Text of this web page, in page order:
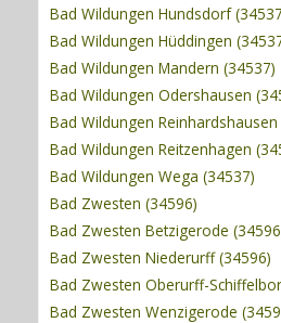
Bad Wildungen Hundsdorf
Bad Wildungen Hüddingen
Bad Wildungen Mandern (34537)
Bad Wildungen Odershausen
Bad Wildungen Reinhardshausen
Bad Wildungen Reitzenhagen
Bad Wildungen Wega (34537)
Bad Zwesten (34596)
Bad Zwesten Betzigerode
Bad Zwesten Niederurff (34596)
Bad Zwesten Oberurff-
Bad Zwesten Wenzigerode